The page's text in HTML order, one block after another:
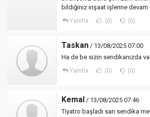
bildiğiniz inşaat işlerine devam
Yanıtla (0) (0)
Taskan / 13/08/2025 07:00
Ha de be sizin sendikanızda
Yanıtla (0) (0)
Kemal / 13/08/2025 07:46
Tiyatro başladı sarı sendika